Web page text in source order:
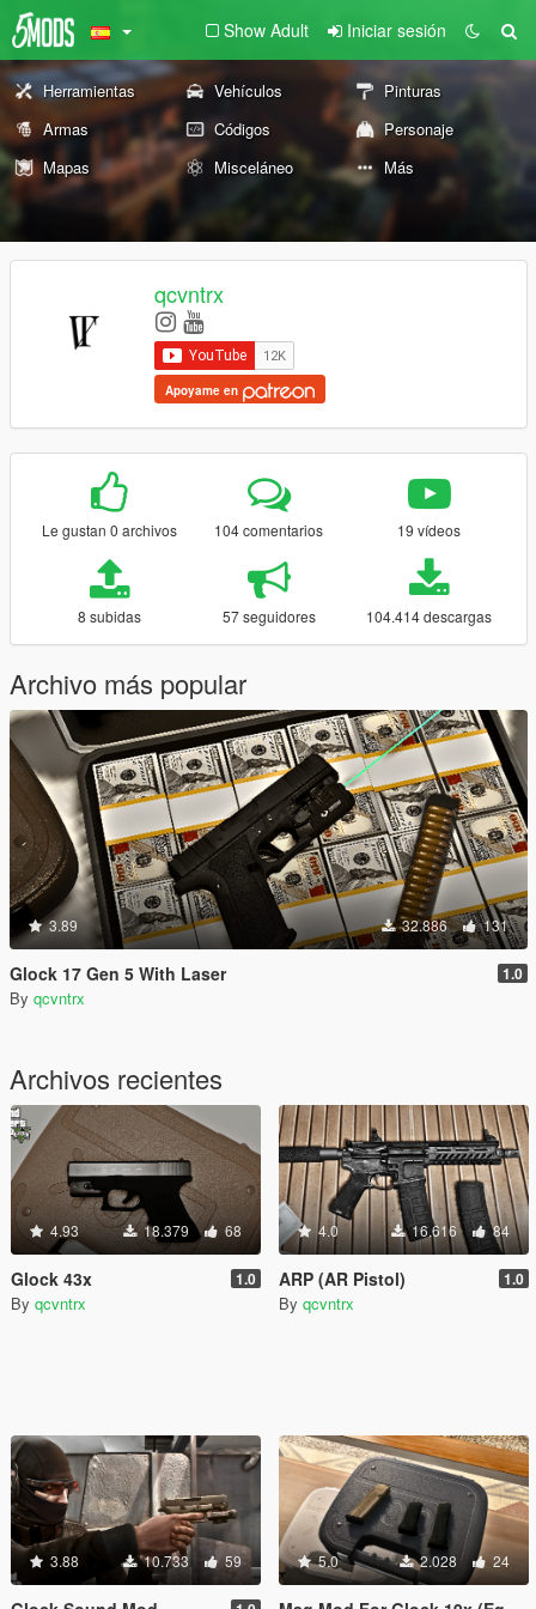
Show Adult Iniciar sesión
Herramientas Vehículos
Pinturas
Armas
Códigos
Personaje
Mapas
Misceláneo Más
qcvntrx
Apoyame en
Le gustan 0 archivos 104 comentarios 19 vídeos
8 subidas 57 seguidores 104.414 descargas
Archivo más popular
3.89 32.886 131
Glock 17 Gen 5 With Laser 1.0
By qcvntrx
Archivos recientes
4.93 18.379 68
Glock 43x 1.0
By qcvntrx
4.0 16.616 84
ARP (AR Pistol) 1.0
By qcvntrx
3.88 10.733 59 5.0 2.028 24